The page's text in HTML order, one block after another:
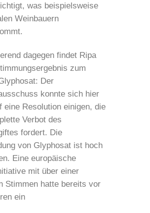
was beispielsweise
Weinbauern
dagegen findet Ripa
zum
Der
konnte sich hier
eine Resolution einigen, die
Verbot des
fordert. Die
von Glyphosat ist hoch
Eine europäische
mit über einer
Stimmen hatte bereits vor
ein